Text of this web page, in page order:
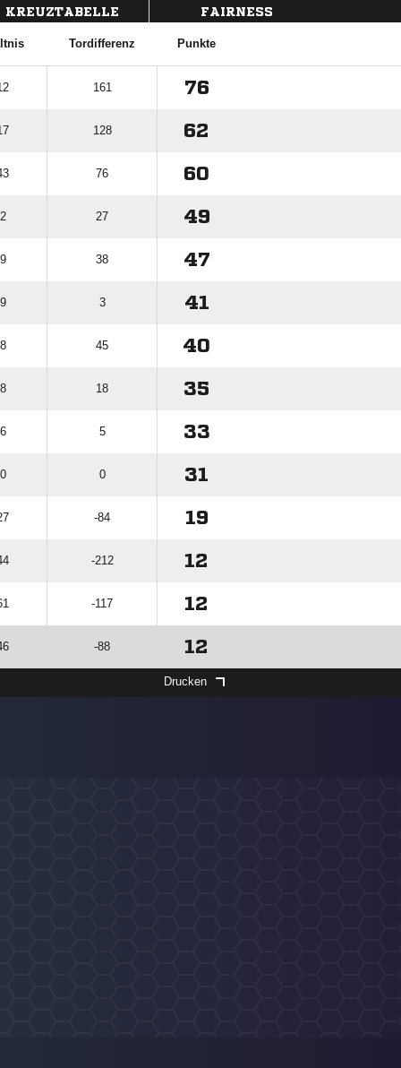
KREUZTABELLE FAIRNESS
Tordifferenz Punkte
161 76
128 62
76 60
27 49
38 47
3 41
45 40
18 35
5 33
0 31
-84 19
-212 12
-117 12
-88 12
Drucken